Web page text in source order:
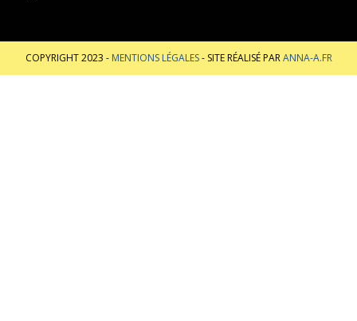
COPYRIGHT 2023 - MENTIONS LÉGALES- SITE RÉALISÉ PARANNA-A.FR